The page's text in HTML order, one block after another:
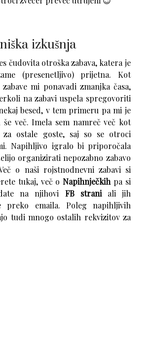
izkušnja
čudovita otroška zabava, katera je
(presenetljivo) prijetna. Kot
mi ponavadi zmanjka časa,
na zabavi uspela spregovoriti
besed, v tem primeru pa mi je
več. Imela sem namreč več kot
za ostale goste, saj so se otroci
Napihljivo igralo bi priporočala
organizirati nepozabno zabavo
o naši rojstnodnevni zabavi si
tukaj, več oNapihnječkih pa si
na njihovi FB straniali jih
preko emaila. Poleg napihljivih
tudi mnogo ostalih rekvizitov za